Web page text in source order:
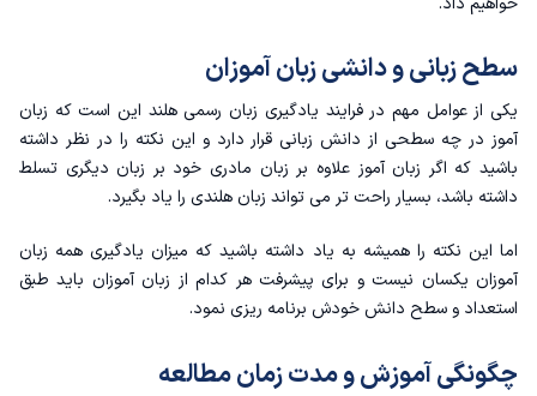
سطح زبانی و دانشی زبان آموزان
یکی از عوامل مهم در فرایند یادگیری زبان رسمی هلند این است که زبان
آموز در چه سطحی از دانش زبانی قرار دارد و این نکته را در نظر داشته
باشید که اگر زبان آموز علاوه بر زبان مادری خود بر زبان دیگری تسلط
داشته باشد، بسیار راحت تر می تواند زبان هلندی را یاد بگیرد.
اما این نکته را همیشه به یاد داشته باشید که میزان یادگیری همه زبان
آموزان یکسان نیست و برای پیشرفت هر کدام از زبان آموزان باید طبق
استعداد و سطح دانش خودش برنامه ریزی نمود.
چگونگی آموزش و مدت زمان مطالعه